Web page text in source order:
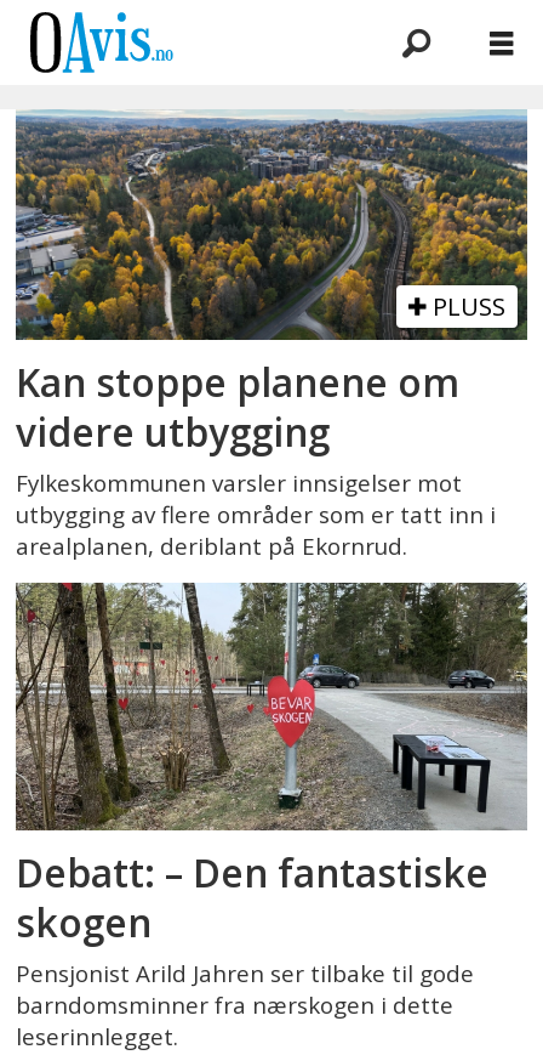
Emne:
arealnøytralitet
PLUSS
Kan stoppe planene om
videre utbygging
Fylkeskommunen varsler innsigelser mot
utbygging av flere områder som er tatt inn i
arealplanen, deriblant på Ekornrud.
Debatt: – Den fantastiske
skogen
Pensjonist Arild Jahren ser tilbake til gode
barndomsminner fra nærskogen i dette
leserinnlegget.